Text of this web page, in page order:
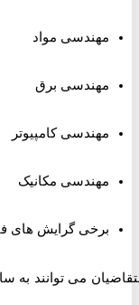
مهندسی مواد
مهندسی برق
مهندسی کامپیوتر
مهندسی مکانیک
برخی گرایش های فنی
می توانند به